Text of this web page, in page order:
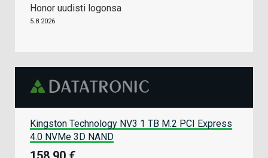
Honor uudisti logonsa
5.8.2026
Kingston Technology NV3 1 TB M.2 PCI Express
4.0 NVMe 3D NAND